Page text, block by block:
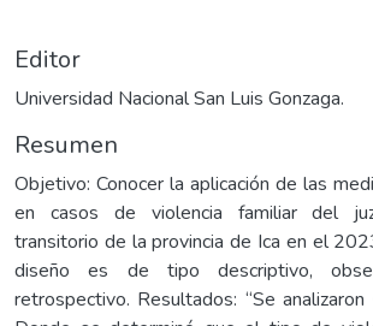
Editor
Universidad Nacional San Luis Gonzaga.
Resumen
Objetivo: Conocer la aplicación de las
en casos de violencia familiar del
transitorio de la provincia de Ica en el
diseño es de tipo descriptivo,
retrospectivo. Resultados: “Se